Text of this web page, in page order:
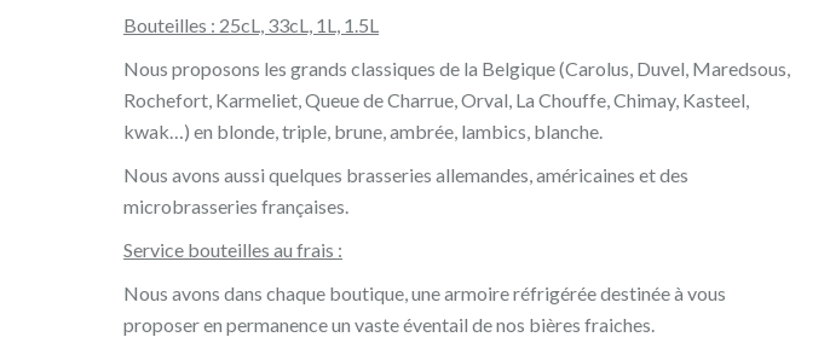
Bouteilles : 25cL, 33cL, 1L, 1.5L
Nous proposons les grands classiques de la Belgique (Carolus, Duvel, Maredsous,
Rochefort, Karmeliet, Queue de Charrue, Orval, La Chouffe, Chimay, Kasteel,
kwak…) en blonde, triple, brune, ambrée, lambics, blanche.
Nous avons aussi quelques brasseries allemandes, américaines et des
microbrasseries françaises.
Service bouteilles au frais :
Nous avons dans chaque boutique, une armoire réfrigérée destinée à vous
proposer en permanence un vaste éventail de nos bières fraiches.